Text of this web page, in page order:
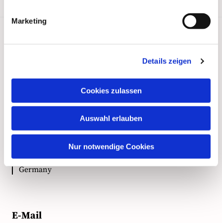
Marketing
Details zeigen
Cookies zulassen
Auswahl erlauben
Nur notwendige Cookies
Ökumenische Pilgerinitiative Vorpommern e.V.
18528 Bergen auf Rügen
Germany
E-Mail